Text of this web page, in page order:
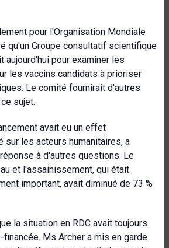
pour l'Organisation Mondiale
qu'un Groupe consultatif scientifique
aujourd'hui pour examiner les
les vaccins candidats à prioriser
Le comité fournirait d'autres
sujet.
avait eu un effet
sur les acteurs humanitaires, a
à d'autres questions. Le
et l'assainissement, qui était
important, avait diminué de 73 %
la situation en RDC avait toujours
Ms Archer a mis en garde